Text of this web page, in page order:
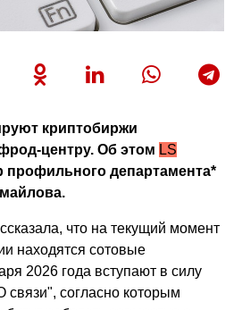
криптобиржи
центру. Об этом LS
профильного департамента*
что на текущий момент
находятся сотовые
2026 года вступают в силу
связи", согласно которым